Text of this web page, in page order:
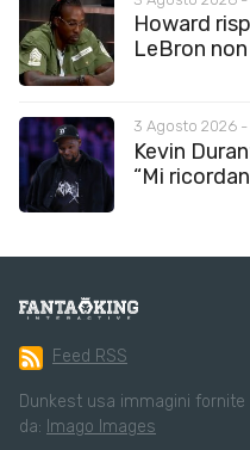
Howard
LeBron
3 Agosto 2026 -
Kevin
“Mi
Feed RSS
Dunkest usa immagini fornite
da: Imago Images